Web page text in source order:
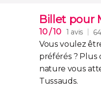
Billet pour
10/ 10 1 avis
Vous voulez
préférés ? Plus
nature vous
Tussauds.